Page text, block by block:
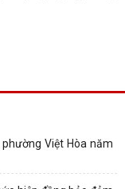
Việt Hòa năm